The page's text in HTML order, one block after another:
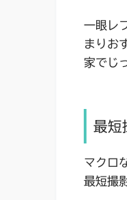
一眼レ
まりお
家でじ
最
マクロ
最短撮